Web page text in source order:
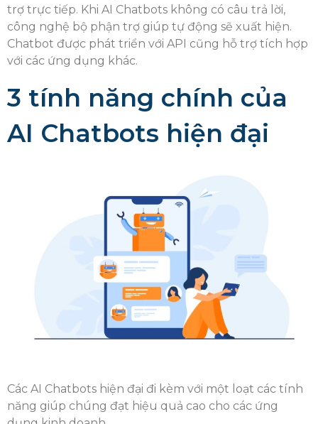
trợ trực tiếp. Khi AI Chatbots không có câu trả lời,
công nghệ bộ phận trợ giúp tự động sẽ xuất hiện.
Chatbot được phát triển với API cũng hỗ trợ tích hợp
với các ứng dụng khác.
3 tính năng chính của
AI Chatbots hiện đại
Các AI Chatbots hiện đại đi kèm với một loạt các tính
năng giúp chúng đạt hiệu quả cao cho các ứng